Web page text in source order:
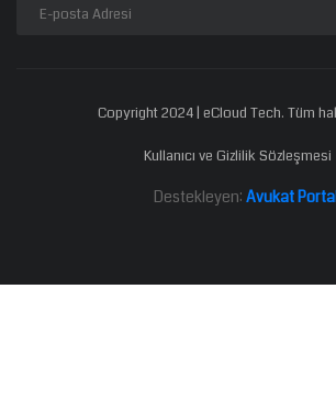
Copyright 2024 | eCloud Tech. Tüm
Kullanıcı ve Gizlilik Sözleşmesi
Destekleyen: Avukat